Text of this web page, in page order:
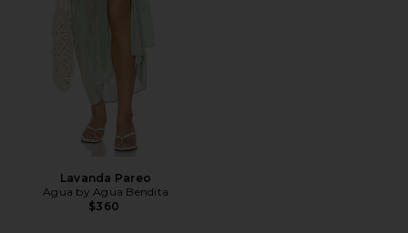
Lavanda Pareo
Agua by Agua Bendita
$360